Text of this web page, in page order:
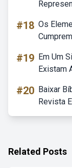
#18 Os
#19 Em Um
Existam
#20 Baixar
Revista
Related Posts